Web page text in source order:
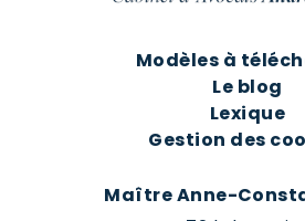
Modèles à
Le blog
Lexique
Gestion des
Maître Anne-